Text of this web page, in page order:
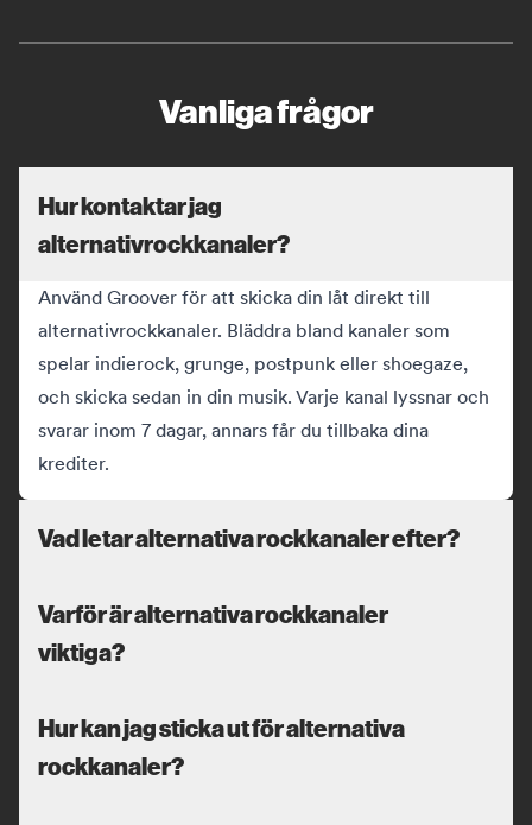
Vanliga frågor
Hur kontaktar jag
alternativrockkanaler?
Använd Groover för att skicka din låt direkt till
alternativrockkanaler. Bläddra bland kanaler som
spelar indierock, grunge, postpunk eller shoegaze,
och skicka sedan in din musik. Varje kanal lyssnar och
svarar inom 7 dagar, annars får du tillbaka dina
krediter.
Vad letar alternativa rockkanaler efter?
Varför är alternativa rockkanaler
viktiga?
Hur kan jag sticka ut för alternativa
rockkanaler?